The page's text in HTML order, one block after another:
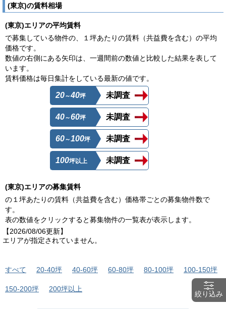
絞り込み
(東京)の賃料相場
(東京)エリアの平均賃料
で募集している物件の、１坪あたりの賃料（共益費を含む）の平均
価格です。
数値の右側にある矢印は、一週間前の数値と比較した結果を表して
います。
賃料価格は毎日集計をしている最新の値です。
20～40坪 未調査
40～60坪 未調査
60～100坪 未調査
100坪以上 未調査
(東京)エリアの募集賃料
の１坪あたりの賃料（共益費を含む）価格帯ごとの募集物件数で
す。
表の数値をクリックすると募集物件の一覧表が表示します。
【2026/08/06更新】
エリアが指定されていません。
すべて 20-40坪 40-60坪 60-80坪 80-100坪 100-150坪
150-200坪 200坪以上